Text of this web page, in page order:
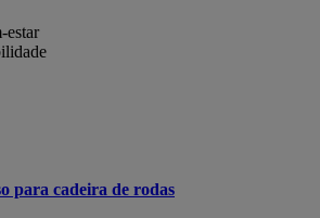
estar
para cadeira de rodas